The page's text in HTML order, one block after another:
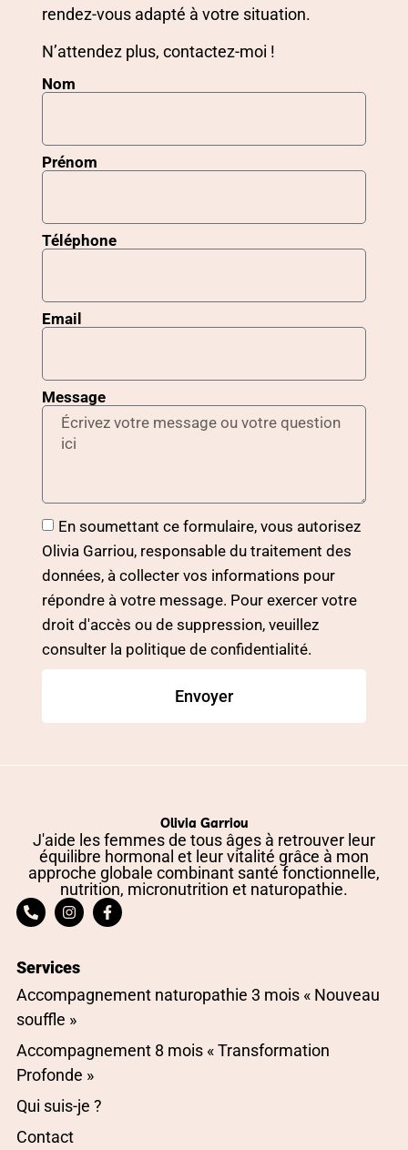
rendez-vous adapté à votre situation.
N’attendez plus, contactez-moi !
Nom
Prénom
Téléphone
Email
Message
En soumettant ce formulaire, vous autorisez
Olivia Garriou, responsable du traitement des
données, à collecter vos informations pour
répondre à votre message. Pour exercer votre
droit d'accès ou de suppression, veuillez
consulter la politique de confidentialité.
Envoyer
Olivia Garriou
J'aide les femmes de tous âges à retrouver leur
équilibre hormonal et leur vitalité grâce à mon
approche globale combinant santé fonctionnelle,
nutrition, micronutrition et naturopathie.
Services
Accompagnement naturopathie 3 mois « Nouveau
souffle »
Accompagnement 8 mois « Transformation
Profonde »
Qui suis-je ?
Contact